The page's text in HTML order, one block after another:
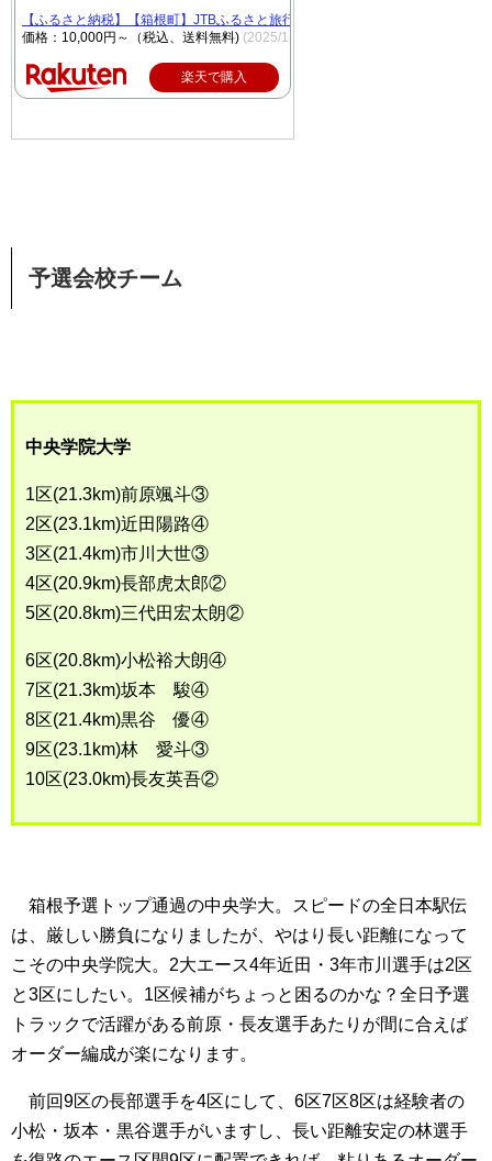
【ふるさと納税】【箱根町】JTBふるさと旅行クーポン（Eメール発行）（
価格：10,000円～（税込、送料無料) (2025/11/5時点)
楽天で購入
予選会校チーム
中央学院大学
1区(21.3km)前原颯斗③
2区(23.1km)近田陽路④
3区(21.4km)市川大世③
4区(20.9km)長部虎太郎②
5区(20.8km)三代田宏太朗②
6区(20.8km)小松裕大朗④
7区(21.3km)坂本 駿④
8区(21.4km)黒谷 優④
9区(23.1km)林 愛斗③
10区(23.0km)長友英吾②
箱根予選トップ通過の中央学大。スピードの全日本駅伝
は、厳しい勝負になりましたが、やはり長い距離になって
こその中央学院大。2大エース4年近田・3年市川選手は2区
と3区にしたい。1区候補がちょっと困るのかな？全日予選
トラックで活躍がある前原・長友選手あたりが間に合えば
オーダー編成が楽になります。
前回9区の長部選手を4区にして、6区7区8区は経験者の
小松・坂本・黒谷選手がいますし、長い距離安定の林選手